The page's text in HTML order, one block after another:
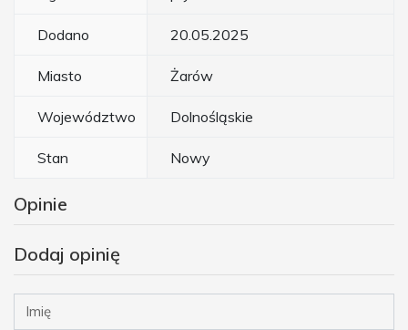
Dodano 20.05.2025
Miasto Żarów
Województwo Dolnośląskie
Stan Nowy
Opinie
Dodaj opinię